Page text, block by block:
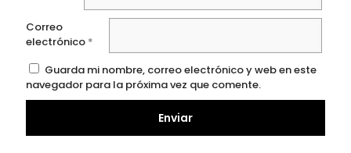
Correo
electrónico *
Guarda mi nombre, correo electrónico y web en este
navegador para la próxima vez que comente.